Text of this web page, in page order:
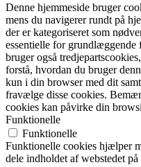
Denne hjemmeside bruger
mens du navigerer rundt på
der er kategoriseret som
essentielle for
bruger også
forstå, hvordan du bruger
kun i din browser med dit
fravælge disse cookies.
cookies kan påvirke din
Funktionelle
Funktionelle
Funktionelle cookies hjælper
dele indholdet af webstedet